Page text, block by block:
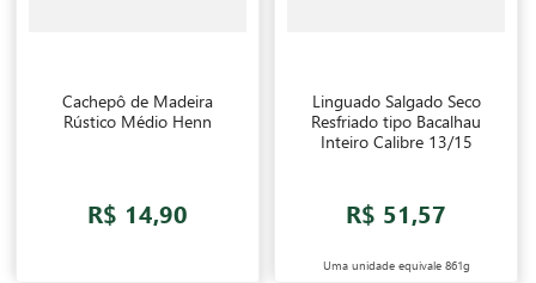
Cachepô de Madeira
Rústico Médio Henn
R$ 14,90
Linguado Salgado Seco
Resfriado tipo Bacalhau
Inteiro Calibre 13/15
R$ 51,57
Uma unidade equivale 861g